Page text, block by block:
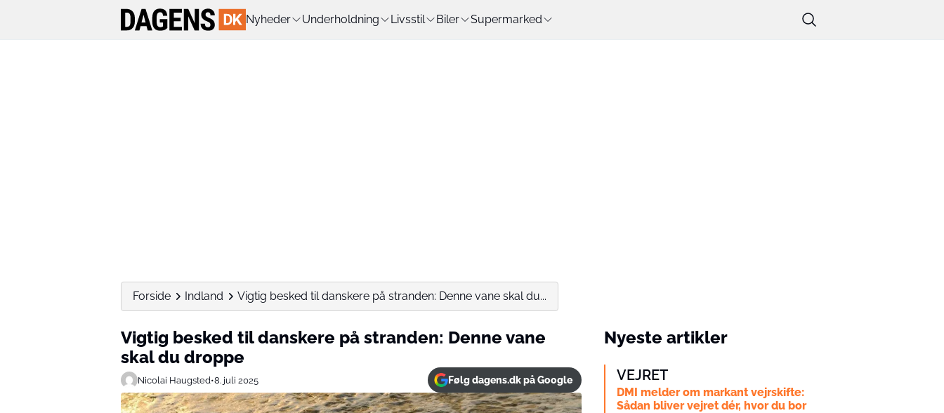
Nyheder Underholdning Livsstil Biler Supermarked
Forside Indland Vigtig besked til danskere på stranden: Denne vane skal du...
Vigtig besked til danskere på stranden: Denne vane
skal du droppe
Nicolai Haugsted•8. juli 2025 Følg dagens.dk på Google
Nyeste artikler
VEJRET
DMI melder om markant vejrskifte:
Sådan bliver vejret dér, hvor du bor